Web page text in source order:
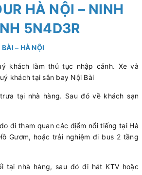
HÀ NỘI – NINH
5N4D3R
– HÀ NỘI
khách làm thủ tục nhập cảnh. Xe và
khách tại sân bay Nội Bài
tại nhà hàng. Sau đó về khách sạn
đi tham quan các địểm nổi tiếng tại Hà
Gươm, hoặc trải nghiệm đi bus 2 tầng
tại nhà hàng, sau đó đi hát KTV hoặc